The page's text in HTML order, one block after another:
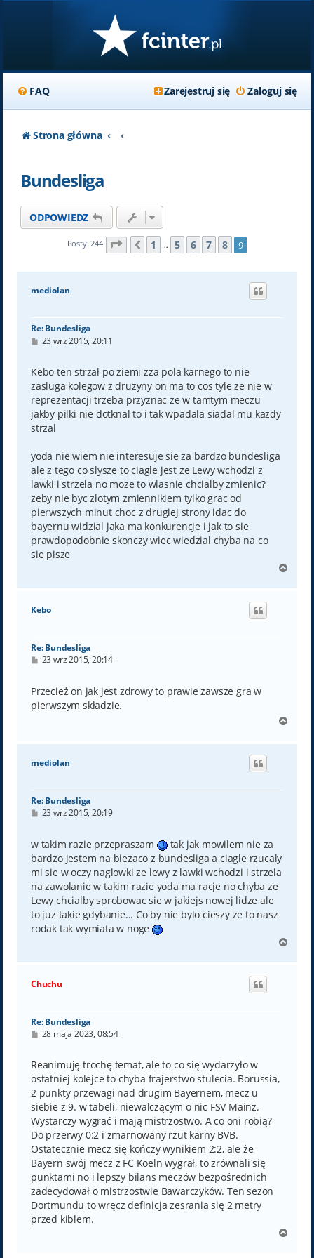
FAQ Zaloguj się
Zarejestruj się
Strona główna
Bundesliga
ODPOWIEDZ
Posty: 244 Strona 9z 9
Poprzednia
1 … 5 6 7 8 9
mediolan
Re: Bundesliga
P
t
23 wrz 2015, 20:11
Kebo ten strzał po ziemi zza pola karnego to nie
zasluga kolegow z druzyny on ma to cos tyle ze nie w
reprezentacji trzeba przyznac ze w tamtym meczu
jakby pilki nie dotknal to i tak wpadala siadal mu kazdy
strzal
yoda nie wiem nie interesuje sie za bardzo bundesliga
ale z tego co slysze to ciagle jest ze Lewy wchodzi z
lawki i strzela no moze to wlasnie chcialby zmienic?
zeby nie byc zlotym zmiennikiem tylko grac od
pierwszych minut choc z drugiej strony idac do
bayernu widzial jaka ma konkurencje i jak to sie
prawdopodobnie skonczy wiec wiedzial chyba na co
sie pisze
g
Kebo
Re: Bundesliga
P
t
23 wrz 2015, 20:14
Przecież on jak jest zdrowy to prawie zawsze gra w
pierwszym składzie.
g
mediolan
Re: Bundesliga
P
t
23 wrz 2015, 20:19
w takim razie przepraszam
tak jak mowilem nie za
bardzo jestem na biezaco z bundesliga a ciagle rzucaly
mi sie w oczy naglowki ze lewy z lawki wchodzi i strzela
na zawolanie w takim razie yoda ma racje no chyba ze
Lewy chcialby sprobowac sie w jakiejs nowej lidze ale
to juz takie gdybanie... Co by nie bylo cieszy ze to nasz
rodak tak wymiata w noge
g
Chuchu
Re: Bundesliga
P
t
28 maja 2023, 08:54
Reanimuję trochę temat, ale to co się wydarzyło w
ostatniej kolejce to chyba frajerstwo stulecia. Borussia,
2 punkty przewagi nad drugim Bayernem, mecz u
siebie z 9. w tabeli, niewalczącym o nic FSV Mainz.
Wystarczy wygrać i mają mistrzostwo. A co oni robią?
Do przerwy 0:2 i zmarnowany rzut karny BVB.
Ostatecznie mecz się kończy wynikiem 2:2, ale że
Bayern swój mecz z FC Koeln wygrał, to zrównali się
punktami no i lepszy bilans meczów bezpośrednich
zadecydował o mistrzostwie Bawarczyków. Ten sezon
Dortmundu to wręcz definicja zesrania się 2 metry
przed kiblem.